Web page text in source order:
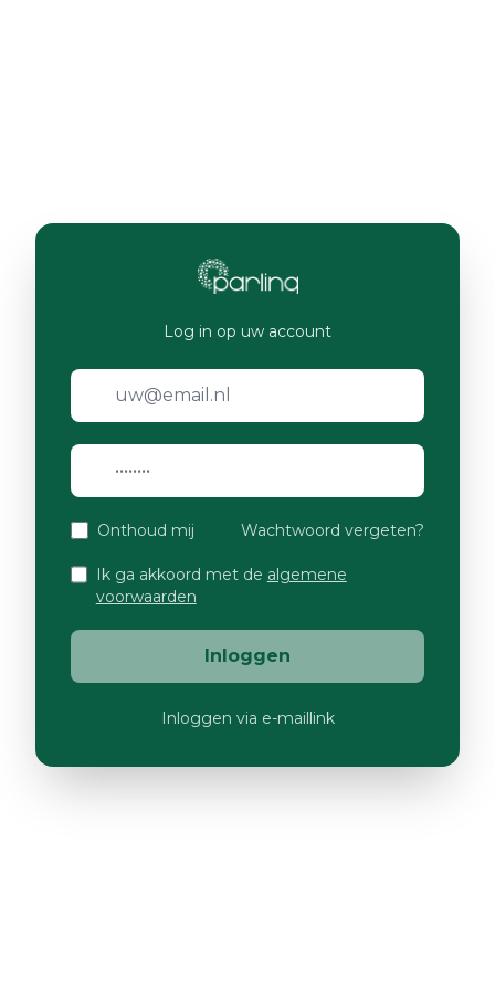
Log in op uw account
Onthoud mij Wachtwoord vergeten?
Ik ga akkoord met de algemene
voorwaarden
Inloggen
Inloggen via e-maillink